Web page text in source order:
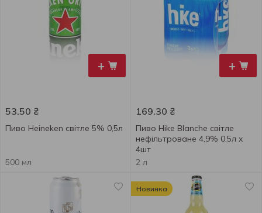
+
53.50 ₴
Пиво Heineken світле 5% 0,5л
500 мл
+
169.30 ₴
Пиво Hike Blanche світле
нефільтроване 4,9% 0,5л x
4шт
2 л
Новинка